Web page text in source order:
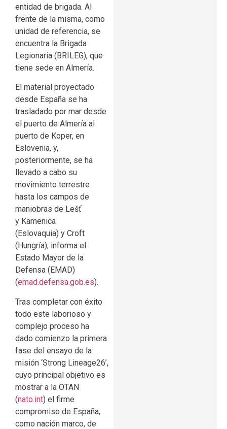
entidad de brigada. Al
frente de la misma, como
unidad de referencia, se
encuentra la Brigada
Legionaria (BRILEG), que
tiene sede en Almería.
El material proyectado
desde España se ha
trasladado por mar desde
el puerto de Almería al
puerto de Koper, en
Eslovenia, y,
posteriormente, se ha
llevado a cabo su
movimiento terrestre
hasta los campos de
maniobras de Lešť
y Kamenica
(Eslovaquia) y Croft
(Hungría), informa el
Estado Mayor de la
Defensa (EMAD)
(emad.defensa.gob.es).
Tras completar con éxito
todo este laborioso y
complejo proceso ha
dado comienzo la primera
fase del ensayo de la
misión ‘Strong Lineage26’,
cuyo principal objetivo es
mostrar a la OTAN
(nato.int) el firme
compromiso de España,
como nación marco, de